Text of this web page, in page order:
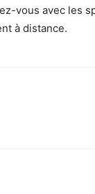
vous avec les
à distance.